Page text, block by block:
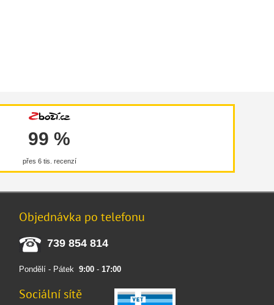
99 %
přes 6 tis. recenzí
Objednávka po telefonu
739 854 814
Pondělí - Pátek9:00 -17:00
Sociální sítě